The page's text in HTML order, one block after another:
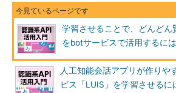
学習させることで、どんどん
をbotサービスで活用するには
人工知能会話アプリが作りや
ビス「LUIS」を学習させるに